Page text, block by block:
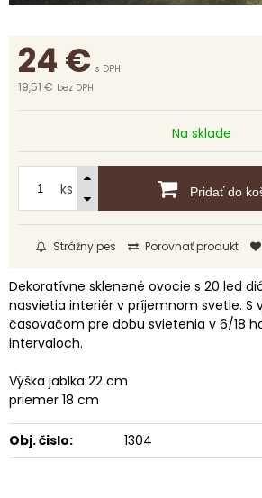
24€ s DPH
19,51 € bez DPH
Na sklade
ks Pridať do
Strážny pes Porovnať produkt
Dekoratívne sklenené ovocie s 20 led
nasvietia interiér v príjemnom svetle. S
časovačom pre dobu svietenia v 6/18
intervaloch.
Výška jablka 22 cm
priemer 18 cm
Obj. čislo: 1304